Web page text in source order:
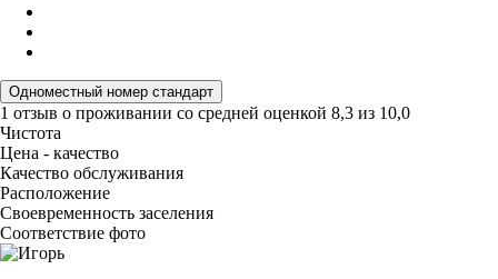
Одноместный номер стандарт
1 отзыв о проживании со средней оценкой 8,3 из 10,0
Чистота
Цена - качество
Качество обслуживания
Расположение
Своевременность заселения
Соответствие фото